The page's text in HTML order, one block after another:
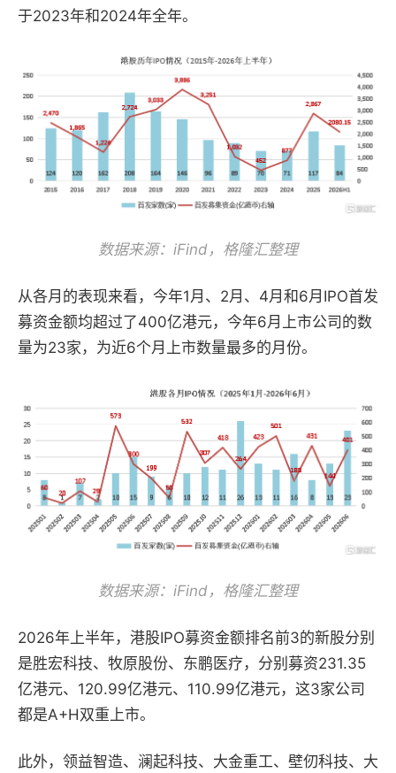
于2023年和2024年全年。
数据来源：iFind，格隆汇整理
从各月的表现来看，今年1月、2月、4月和6月IPO首发
募资金额均超过了400亿港元，今年6月上市公司的数
量为23家，为近6个月上市数量最多的月份。
数据来源：iFind，格隆汇整理
2026年上半年，港股IPO募资金额排名前3的新股分别
是胜宏科技、牧原股份、东鹏医疗，分别募资231.35
亿港元、120.99亿港元、110.99亿港元，这3家公司
都是A+H双重上市。
此外，领益智造、澜起科技、大金重工、壁仞科技、大